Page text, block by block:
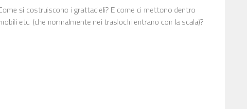
si costruiscono i grattacieli? E come ci mettono dentro
etc. (che normalmente nei traslochi entrano con la scala)?